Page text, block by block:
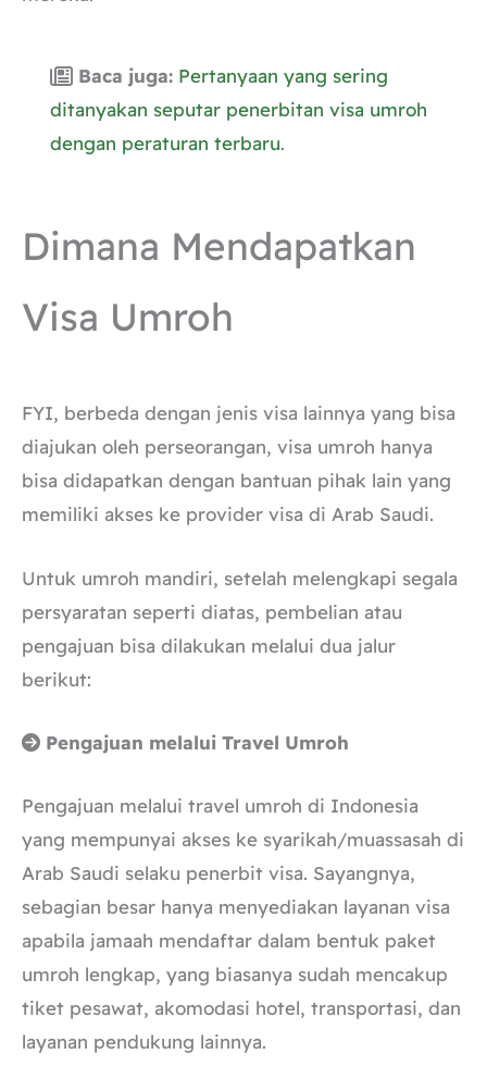
Baca juga: Pertanyaan yang sering
ditanyakan seputar penerbitan visa umroh
dengan peraturan terbaru.
Dimana Mendapatkan
Visa Umroh
FYI, berbeda dengan jenis visa lainnya yang bisa
diajukan oleh perseorangan, visa umroh hanya
bisa didapatkan dengan bantuan pihak lain yang
memiliki akses ke provider visa di Arab Saudi.
Untuk umroh mandiri, setelah melengkapi segala
persyaratan seperti diatas, pembelian atau
pengajuan bisa dilakukan melalui dua jalur
berikut:
Pengajuan melalui Travel Umroh
Pengajuan melalui travel umroh di Indonesia
yang mempunyai akses ke syarikah/muassasah di
Arab Saudi selaku penerbit visa. Sayangnya,
sebagian besar hanya menyediakan layanan visa
apabila jamaah mendaftar dalam bentuk paket
umroh lengkap, yang biasanya sudah mencakup
tiket pesawat, akomodasi hotel, transportasi, dan
layanan pendukung lainnya.